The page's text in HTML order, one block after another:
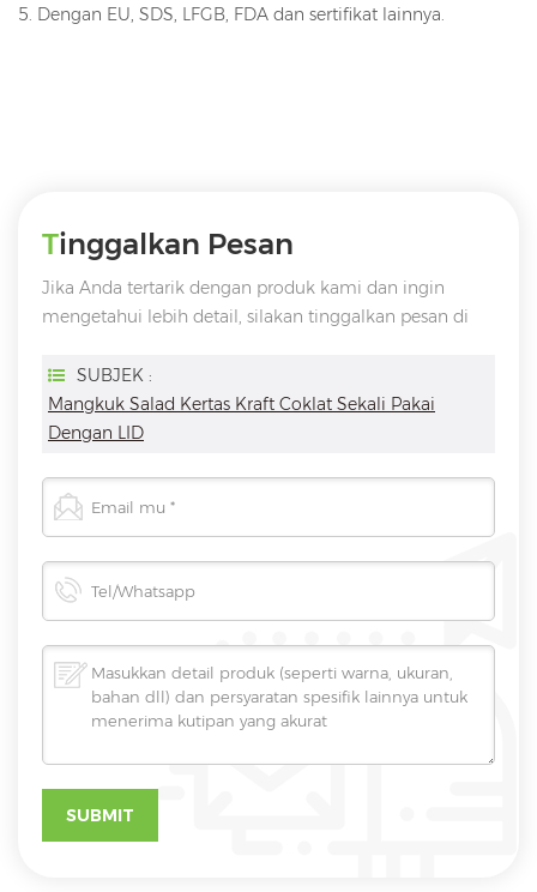
5. Dengan EU, SDS, LFGB, FDA dan sertifikat lainnya.
Tinggalkan Pesan
Jika Anda tertarik dengan produk kami dan ingin
mengetahui lebih detail, silakan tinggalkan pesan di
SUBJEK :
Mangkuk Salad Kertas Kraft Coklat Sekali Pakai
Dengan LID